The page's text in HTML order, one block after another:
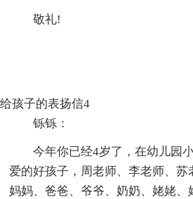
敬礼!
给孩子的表扬信4
铄铄：
今年你已经4岁了，在幼儿园
爱的好孩子，周老师、李老师、苏
妈妈、爸爸、爷爷、奶奶、姥姥、